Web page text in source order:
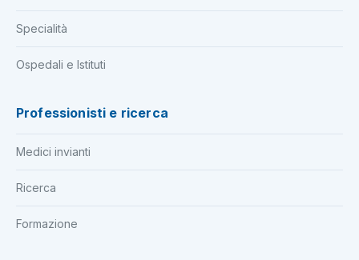
Specialità
Ospedali e Istituti
Professionisti e ricerca
Medici invianti
Ricerca
Formazione